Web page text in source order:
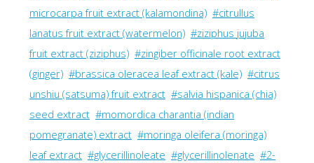
microcarpa fruit extract (kalamondina) #citrullus
lanatus fruit extract (watermelon) #ziziphus jujuba
fruit extract (ziziphus) #zingiber officinale root extract
(ginger) #brassica oleracea leaf extract (kale) #citrus
unshiu (satsuma) fruit extract #salvia hispanica (chia)
seed extract #momordica charantia (indian
pomegranate) extract #moringa oleifera (moringa)
leaf extract #glycerillinoleate #glycerillinolenate #2-